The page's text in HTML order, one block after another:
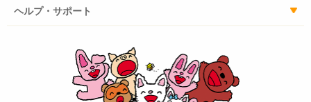
ヘルプ・サポート